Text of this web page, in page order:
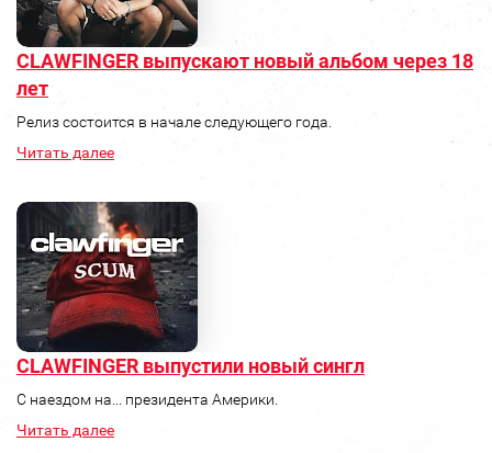
CLAWFINGER выпускают новый альбом через 18
лет
Релиз состоится в начале следующего года.
Читать далее
CLAWFINGER выпустили новый сингл
С наездом на... президента Америки.
Читать далее